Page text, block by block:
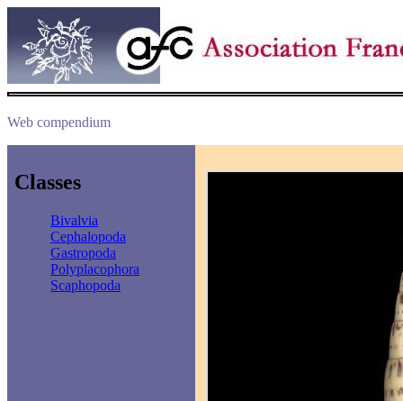
Web compendium
Classes
Bivalvia
Cephalopoda
Gastropoda
Polyplacophora
Scaphopoda